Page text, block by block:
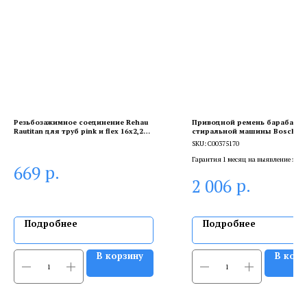
Резьбозажимное соединение Rehau
Rautitan для труб pink и flex 16х2,2
669 р.
Подробнее
В корзину
Приводной ремень барабана
стиральной машины Bosch,
Neff, Siemens, Whirlpool,
1992 H7, C00375170
SKU:C00375170
Гарантия 1 месяц на выявление
сертифицированный специалист.
2 006 р.
Подробнее
В